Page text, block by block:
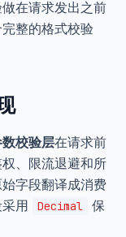
在请求发出之前
整的格式校验
校验层在请求前
、限流退避和所
字段翻译成消费
用
Decimal
保